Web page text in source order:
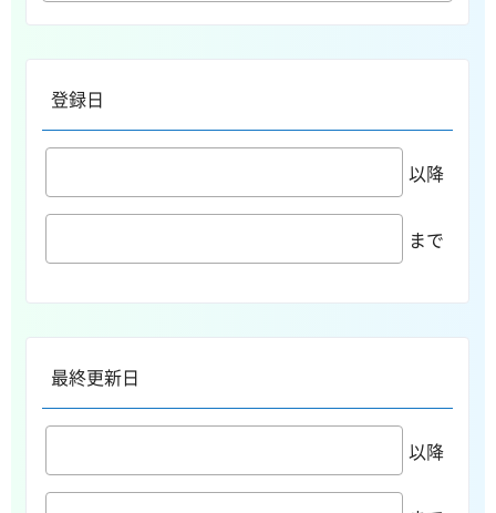
登録日
以降
まで
最終更新日
以降